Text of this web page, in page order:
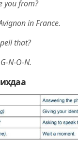
you from?
in France.
that?
N-O-N.